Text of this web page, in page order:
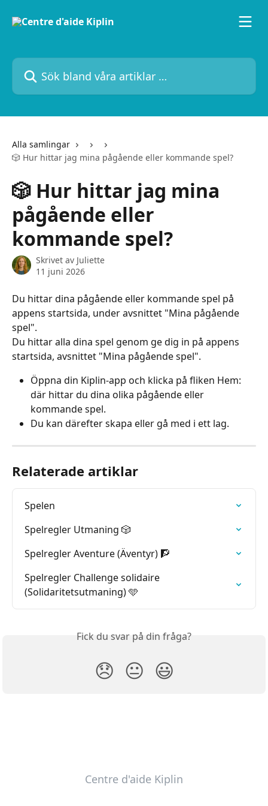
Sök bland våra artiklar …
Alla samlingar
🎲 Hur hittar jag mina pågående eller kommande spel?
🎲 Hur hittar jag mina
pågående eller
kommande spel?
Skrivet av Juliette
11 juni 2026
Du hittar dina pågående eller kommande spel på
appens startsida, under avsnittet "Mina pågående
spel".
Du hittar alla dina spel genom ge dig in på appens
startsida, avsnittet "Mina pågående spel".
Öppna din Kiplin-app och klicka på fliken Hem:
där hittar du dina olika pågående eller
kommande spel.
Du kan därefter skapa eller gå med i ett lag.
Relaterade artiklar
Spelen
Spelregler Utmaning 🎲
Spelregler Aventure (Äventyr) 🧗
Spelregler Challenge solidaire
(Solidaritetsutmaning) 🩵
Fick du svar på din fråga?
😞 😐 😃
Centre d'aide Kiplin